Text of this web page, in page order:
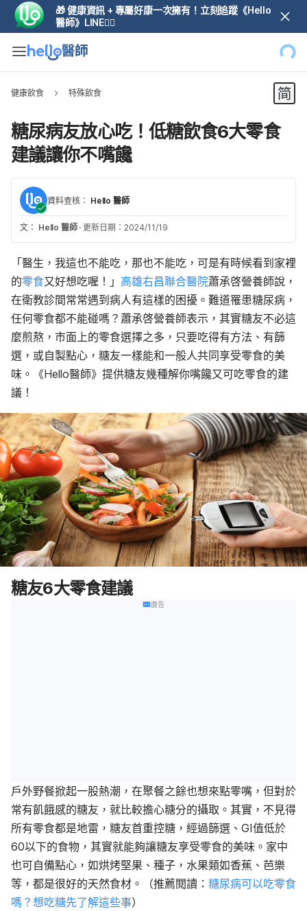
🎁 健康資訊 + 專屬好康一次擁有！立刻追蹤《Hello
醫師》LINE👆🏼
健康飲食 特殊飲食
糖尿病友放心吃！低糖飲食6大零食
建議讓你不嘴饞
資料查核： Hello 醫師
文： Hello 醫師 · 更新日期：2024/11/19
「醫生，我這也不能吃，那也不能吃，可是有時候看到家裡
的零食又好想吃喔！」 高雄右昌聯合醫院蕭承啓營養師說，
在衛教診間常常遇到病人有這樣的困擾。難道罹患糖尿病，
任何零食都不能碰嗎？蕭承啓營養師表示，其實糖友不必這
麼煎熬，市面上的零食選擇之多，只要吃得有方法、有篩
選，或自製點心，糖友一樣能和一般人共同享受零食的美
味。《Hello醫師》提供糖友幾種解你嘴饞又可吃零食的建
議！
糖友6大零食建議
廣告
戶外野餐掀起一股熱潮，在聚餐之餘也想來點零嘴，但對於
常有飢餓感的糖友，就比較擔心糖分的攝取。其實，不見得
所有零食都是地雷，糖友首重控糖，經過篩選、 GI值低於
60以下的食物，其實就能夠讓糖友享受零食的美味。家中
也可自備點心，如烘烤堅果、種子，水果類如香蕉、芭樂
等，都是很好的天然食材。
（推薦閱讀： 糖尿病可以吃零食
嗎？想吃糖先了解這些事）